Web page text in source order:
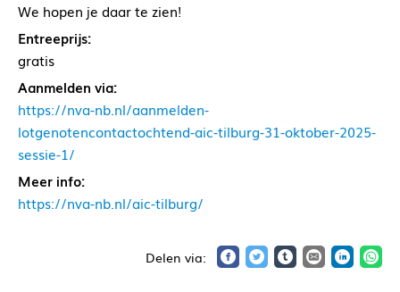
We hopen je daar te zien!
Entreeprijs:
gratis
Aanmelden via:
https://nva-nb.nl/aanmelden-
lotgenotencontactochtend-aic-tilburg-31-oktober-2025-
sessie-1/
Meer info:
https://nva-nb.nl/aic-tilburg/